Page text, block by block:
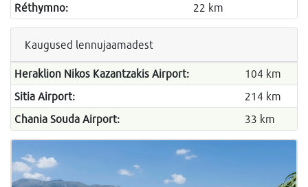
Réthymno:
22 km
Kaugused lennujaamadest
Heraklion Nikos Kazantzakis Airport:
104 km
Sitia Airport:
214 km
Chania Souda Airport:
33 km